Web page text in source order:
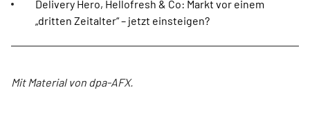
Delivery Hero, Hellofresh & Co: Markt vor einem
„dritten Zeitalter“ – jetzt einsteigen?
Mit Material von dpa-AFX.